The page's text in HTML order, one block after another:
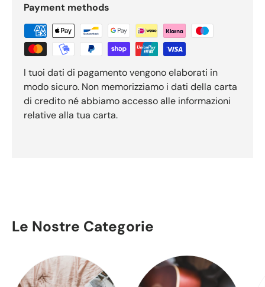
Payment methods
I tuoi dati di pagamento vengono elaborati in
modo sicuro. Non memorizziamo i dati della carta
di credito né abbiamo accesso alle informazioni
relative alla tua carta.
Le Nostre Categorie